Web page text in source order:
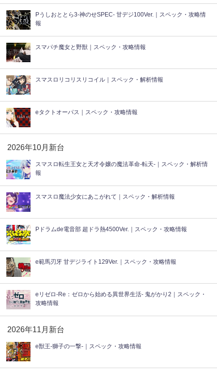
Pうしおととら3-神のせSPEC- 甘デジ100Ver.｜スペック・攻略情
報
スマパチ魔女と野獣｜スペック・攻略情報
スマスロリコリスリコイル｜スペック・解析情報
eタクトオーパス｜スペック・攻略情報
2026年10月新台
スマスロ転生王女と天才令嬢の魔法革命-転天-｜スペック・解析情
報
スマスロ魔法少女にあこがれて｜スペック・解析情報
Pドラムde電音部 超ドラ熱4500Ver.｜スペック・攻略情報
e範馬刃牙 甘デジライト129Ver.｜スペック・攻略情報
eリゼロ-Re：ゼロから始める異世界生活- 鬼がかり2｜スペック・
攻略情報
2026年11月新台
e獣王-獅子の一撃-｜スペック・攻略情報